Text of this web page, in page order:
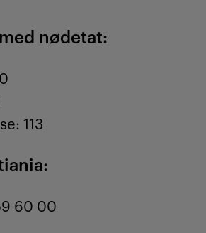
nødetat:
113
60 00